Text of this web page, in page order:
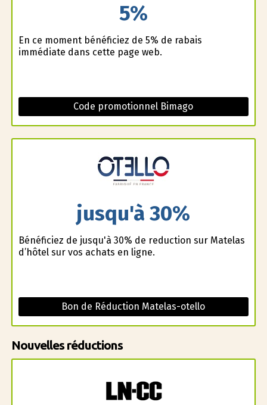
5%
En ce moment bénéficiez de 5% de rabais
immédiate dans cette page web.
Code promotionnel Bimago
jusqu'à 30%
Bénéficiez de jusqu'à 30% de reduction sur Matelas
d’hôtel sur vos achats en ligne.
Bon de Réduction Matelas-otello
Nouvelles réductions